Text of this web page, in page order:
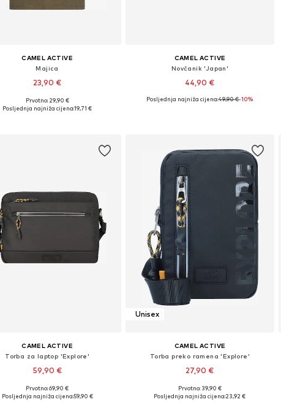
CAMEL ACTIVE
Majica
23,90 €
Dostupne veličine: M, L, XL, XXL
Prvotno: 29,90 €
Posljednja najniža cijena:19,71 €
CAMEL ACTIVE
Novčanik 'Japan'
44,90 €
Dostupne veličine: One Size
Posljednja najniža cijena:49,90 €-10%
CAMEL ACTIVE
Torba za laptop 'Explore'
59,90 €
Dostupne veličine: One Size
Prvotno: 69,90 €
Posljednja najniža cijena:59,90 €
Unisex
CAMEL ACTIVE
Torba preko ramena 'Explore'
27,90 €
Dostupne veličine: One Size
Prvotno: 39,90 €
Posljednja najniža cijena:23,92 €